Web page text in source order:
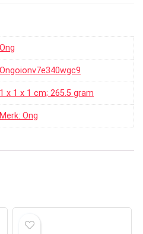
‎Ong
‎Ongoionv7e340wgc9
‎1 x 1 x 1 cm; 265.5 gram
Merk: Ong